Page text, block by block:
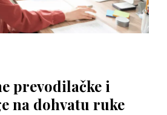
prevodilačke i
na dohvatu ruke